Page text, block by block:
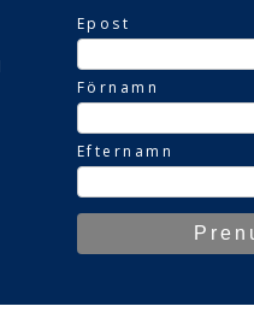
Epost
Förnamn
Efternamn